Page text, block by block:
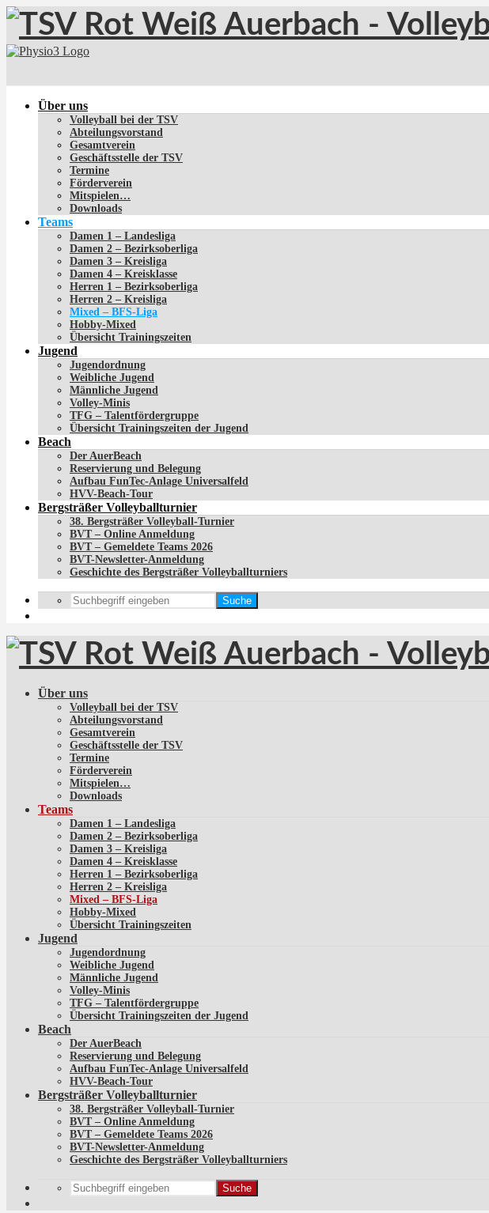
Über uns
Volleyball bei der TSV
Abteilungsvorstand
Gesamtverein
Geschäftsstelle der TSV
Termine
Förderverein
Mitspielen…
Downloads
Teams
Damen 1 – Landesliga
Damen 2 – Bezirksoberliga
Damen 3 – Kreisliga
Damen 4 – Kreisklasse
Herren 1 – Bezirksoberliga
Herren 2 – Kreisliga
Mixed – BFS-Liga
Hobby-Mixed
Übersicht Trainingszeiten
Jugend
Jugendordnung
Weibliche Jugend
Männliche Jugend
Volley-Minis
TFG – Talentfördergruppe
Übersicht Trainingszeiten der Jugend
Beach
Der AuerBeach
Reservierung und Belegung
Aufbau FunTec-Anlage Universalfeld
HVV-Beach-Tour
Bergsträßer Volleyballturnier
38. Bergsträßer Volleyball-Turnier
BVT – Online Anmeldung
BVT – Gemeldete Teams 2026
BVT-Newsletter-Anmeldung
Geschichte des Bergsträßer Volleyballturniers
Suche
Über uns
Volleyball bei der TSV
Abteilungsvorstand
Gesamtverein
Geschäftsstelle der TSV
Termine
Förderverein
Mitspielen…
Downloads
Teams
Damen 1 – Landesliga
Damen 2 – Bezirksoberliga
Damen 3 – Kreisliga
Damen 4 – Kreisklasse
Herren 1 – Bezirksoberliga
Herren 2 – Kreisliga
Mixed – BFS-Liga
Hobby-Mixed
Übersicht Trainingszeiten
Jugend
Jugendordnung
Weibliche Jugend
Männliche Jugend
Volley-Minis
TFG – Talentfördergruppe
Übersicht Trainingszeiten der Jugend
Beach
Der AuerBeach
Reservierung und Belegung
Aufbau FunTec-Anlage Universalfeld
HVV-Beach-Tour
Bergsträßer Volleyballturnier
38. Bergsträßer Volleyball-Turnier
BVT – Online Anmeldung
BVT – Gemeldete Teams 2026
BVT-Newsletter-Anmeldung
Geschichte des Bergsträßer Volleyballturniers
Suche